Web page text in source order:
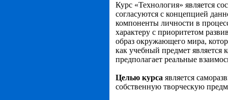
Курс «Технология» является
согласуются с концепцией
компоненты личности в
характеру с приоритетом
образ окружающего мира,
как учебный предмет
предполагает реальные
Целью курса является
собственную творческую